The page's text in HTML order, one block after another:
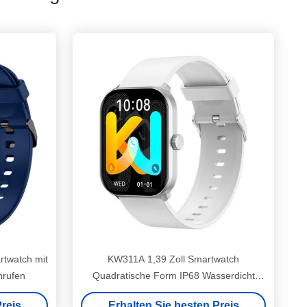
mit
KW311A 1,39 Zoll Smartwatch
Quadratische Form IP68 Wasserdicht
Smart Watch Bluetooth Anrufen